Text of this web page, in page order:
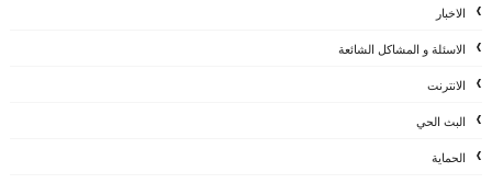
الاخبار
الاسئلة و المشاكل الشائعة
الانترنت
البث الحي
الحماية